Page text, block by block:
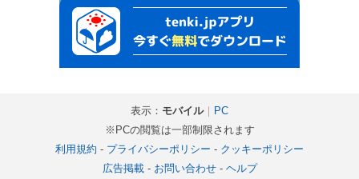
表示： モバイル｜ PC
※PCの閲覧は一部制限されます
利用規約 - プライバシーポリシー - クッキーポリシー
広告掲載- お問い合わせ- ヘルプ